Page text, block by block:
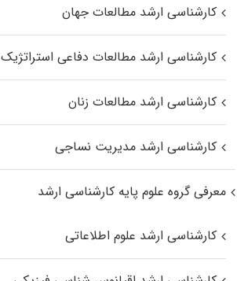
کارشناسی ارشد مطالعات جهان
کارشناسی ارشد مطالعات دفاعی استراتژیک
کارشناسی ارشد مطالعات زنان
کارشناسی ارشد مدیریت نساجی
معرفی گروه علوم پایه کارشناسی ارشد
کارشناسی ارشد علوم اطلاعاتی